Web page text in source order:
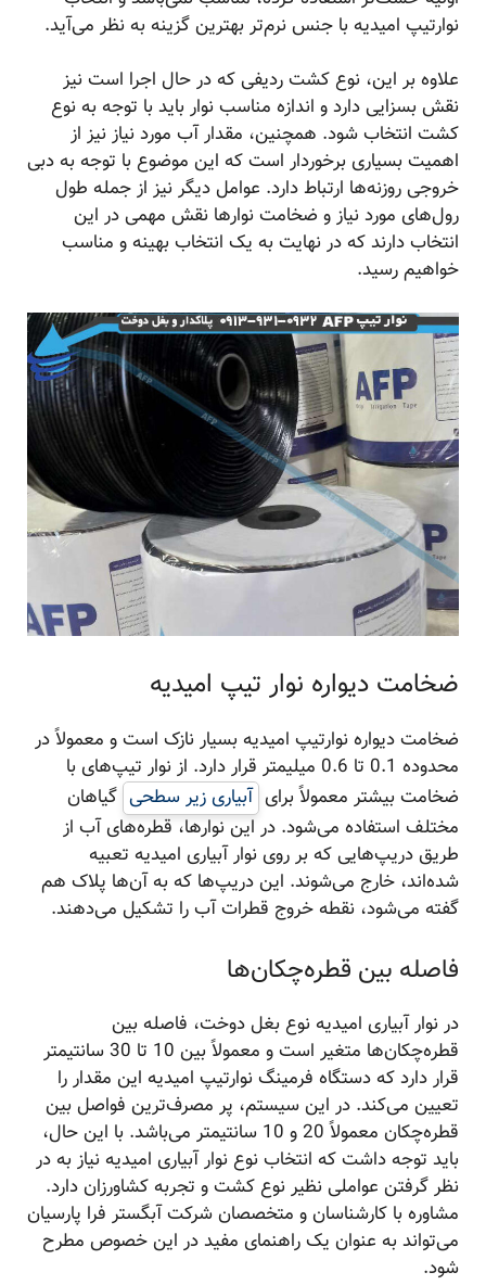
نوارتیپ امیدیه با جنس نرم‌تر بهترین گزینه به نظر می‌آید.
علاوه بر این، نوع کشت ردیفی که در حال اجرا است نیز
نقش بسزایی دارد و اندازه مناسب نوار باید با توجه به نوع
کشت انتخاب شود. همچنین، مقدار آب مورد نیاز نیز از
اهمیت بسیاری برخوردار است که این موضوع با توجه به دبی
خروجی روزنه‌ها ارتباط دارد. عوامل دیگر نیز از جمله طول
رول‌های مورد نیاز و ضخامت نوارها نقش مهمی در این
انتخاب دارند که در نهایت به یک انتخاب بهینه و مناسب
خواهیم رسید.
ضخامت دیواره نوار تیپ امیدیه
ضخامت دیواره نوارتیپ امیدیه بسیار نازک است و معمولاً در
محدوده 0.1 تا 0.6 میلیمتر قرار دارد. از نوار تیپ‌های با
ضخامت بیشتر معمولاً برای آبیاری زیر سطحی گیاهان
مختلف استفاده می‌شود. در این نوارها، قطره‌های آب از
طریق دریپ‌هایی که بر روی نوار آبیاری امیدیه تعبیه
شده‌اند، خارج می‌شوند. این دریپ‌ها که به آن‌ها پلاک هم
گفته می‌شود، نقطه خروج قطرات آب را تشکیل می‌دهند.
فاصله بین قطره‌چکان‌ها
در نوار آبیاری امیدیه نوع بغل دوخت، فاصله بین
قطره‌چکان‌ها متغیر است و معمولاً بین 10 تا 30 سانتیمتر
قرار دارد که دستگاه فرمینگ نوارتیپ امیدیه این مقدار را
تعیین می‌کند. در این سیستم، پر مصرف‌ترین فواصل بین
قطره‌چکان معمولاً 20 و 10 سانتیمتر می‌باشد. با این حال،
باید توجه داشت که انتخاب نوع نوار آبیاری امیدیه نیاز به در
نظر گرفتن عواملی نظیر نوع کشت و تجربه کشاورزان دارد.
مشاوره با کارشناسان و متخصصان شرکت آبگستر فرا پارسیان
می‌تواند به عنوان یک راهنمای مفید در این خصوص مطرح
شود.